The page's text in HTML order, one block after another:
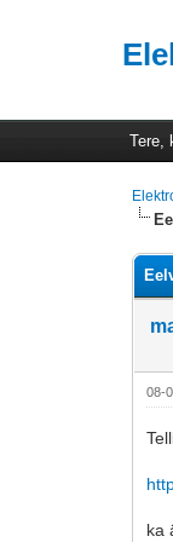
Tere,
08-
ka